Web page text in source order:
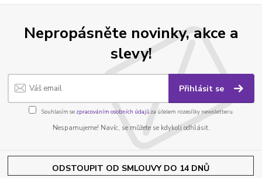
Nepropásněte novinky, akce a
slevy!
Přihlásit se
Souhlasím se zpracováním osobních údajůza účelem rozesílky newsletteru.
Nespamujeme! Navíc, se můžete se kdykoli odhlásit.
ODSTOUPIT OD SMLOUVY DO 14 DNŮ